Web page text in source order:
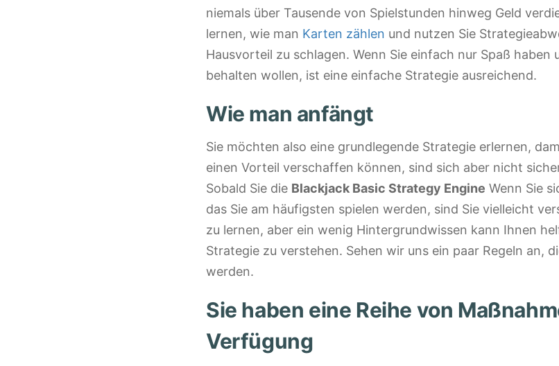
niemals über Tausende von Spielstunden hinweg Geld
lernen, wie man Karten zählen und nutzen Sie
Hausvorteil zu schlagen. Wenn Sie einfach nur Spaß haben
behalten wollen, ist eine einfache Strategie ausreichend.
Wie man anfängt
Sie möchten also eine grundlegende Strategie erlernen,
einen Vorteil verschaffen können, sind sich aber nicht
Sobald Sie die Blackjack Basic Strategy Engine Wenn Sie
das Sie am häufigsten spielen werden, sind Sie vielleicht
zu lernen, aber ein wenig Hintergrundwissen kann Ihnen
Strategie zu verstehen. Sehen wir uns ein paar Regeln an,
werden.
Sie haben eine Reihe von
Verfügung